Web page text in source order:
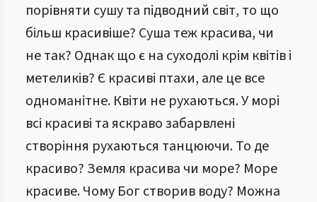
порівняти сушу та підводний світ, то що
більш красивіше? Суша теж красива, чи
не так? Однак що є на суходолі крім квітів і
метеликів? Є красиві птахи, але це все
одноманітне. Квіти не рухаються. У морі
всі красиві та яскраво забарвлені
створіння рухаються танцюючи. То де
красиво? Земля красива чи море? Море
красиве. Чому Бог створив воду? Можна